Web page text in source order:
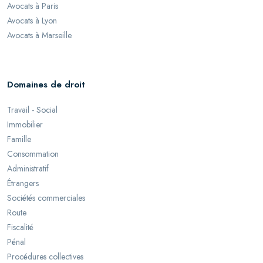
Avocats à Paris
Avocats à Lyon
Avocats à Marseille
Domaines de droit
Travail - Social
Immobilier
Famille
Consommation
Administratif
Étrangers
Sociétés commerciales
Route
Fiscalité
Pénal
Procédures collectives